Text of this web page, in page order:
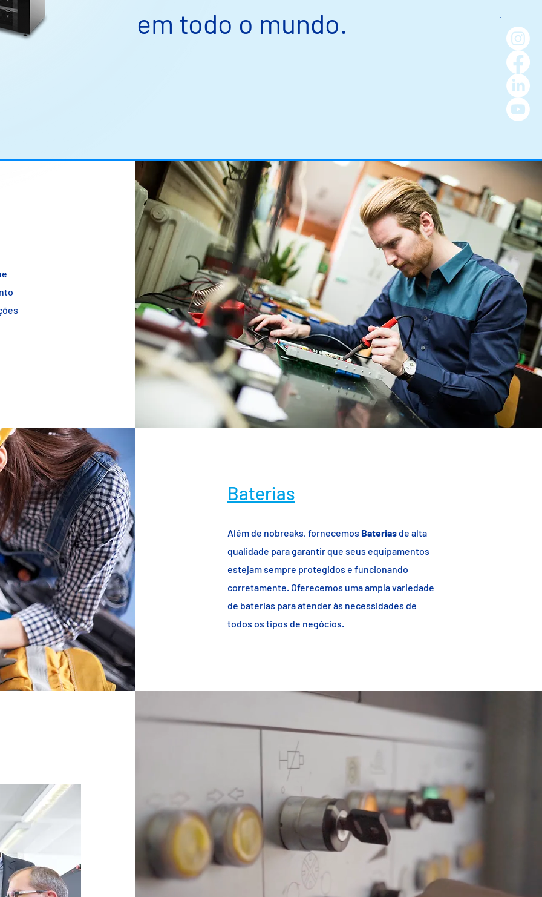
em todo o mundo.
Baterias
Além de nobreaks, fornecemos Bateriasde alta
qualidade para garantir que seus equipamentos
estejam sempre protegidos e funcionando
corretamente. Oferecemos uma ampla variedade
de baterias para atender às necessidades de
todos os tipos de negócios.